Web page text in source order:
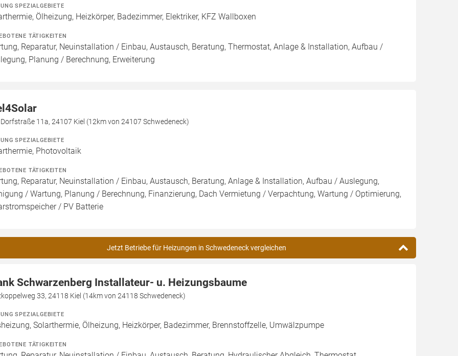
SPEZIALGEBIETE
Ölheizung, Heizkörper, Badezimmer, Elektriker, KFZ Wallboxen
TÄTIGKEITEN
Reparatur, Neuinstallation / Einbau, Austausch, Beratung, Thermostat, Anlage & Installation, Aufbau /
Planung / Berechnung, Erweiterung
11a, 24107 Kiel (12km von 24107 Schwedeneck)
SPEZIALGEBIETE
Photovoltaik
TÄTIGKEITEN
Reparatur, Neuinstallation / Einbau, Austausch, Beratung, Anlage & Installation, Aufbau / Auslegung,
/ Wartung, Planung / Berechnung, Finanzierung, Dach Vermietung / Verpachtung, Wartung / Optimierung,
/ PV Batterie
Jetzt Betriebe für Heizungen in Schwedeneck vergleichen
Schwarzenberg Installateur- u. Heizungsbaume
33, 24118 Kiel (14km von 24118 Schwedeneck)
SPEZIALGEBIETE
Solarthermie, Ölheizung, Heizkörper, Badezimmer, Brennstoffzelle, Umwälzpumpe
TÄTIGKEITEN